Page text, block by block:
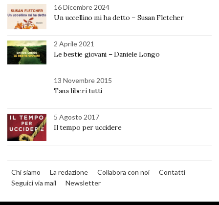
16 Dicembre 2024
Un uccellino mi ha detto – Susan Fletcher
2 Aprile 2021
Le bestie giovani – Daniele Longo
13 Novembre 2015
Tana liberi tutti
5 Agosto 2017
Il tempo per uccidere
Chi siamo La redazione Collabora con noi
Contatti
Seguici via mail
Newsletter